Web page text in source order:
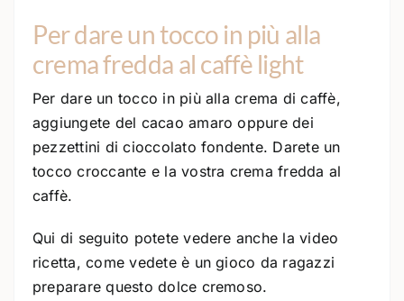
Per dare un tocco in più alla
crema fredda al caffè light
Per dare un tocco in più alla crema di caffè,
aggiungete del cacao amaro oppure dei
pezzettini di cioccolato fondente. Darete un
tocco croccante e la vostra crema fredda al
caffè.
Qui di seguito potete vedere anche la video
ricetta, come vedete è un gioco da ragazzi
preparare questo dolce cremoso.